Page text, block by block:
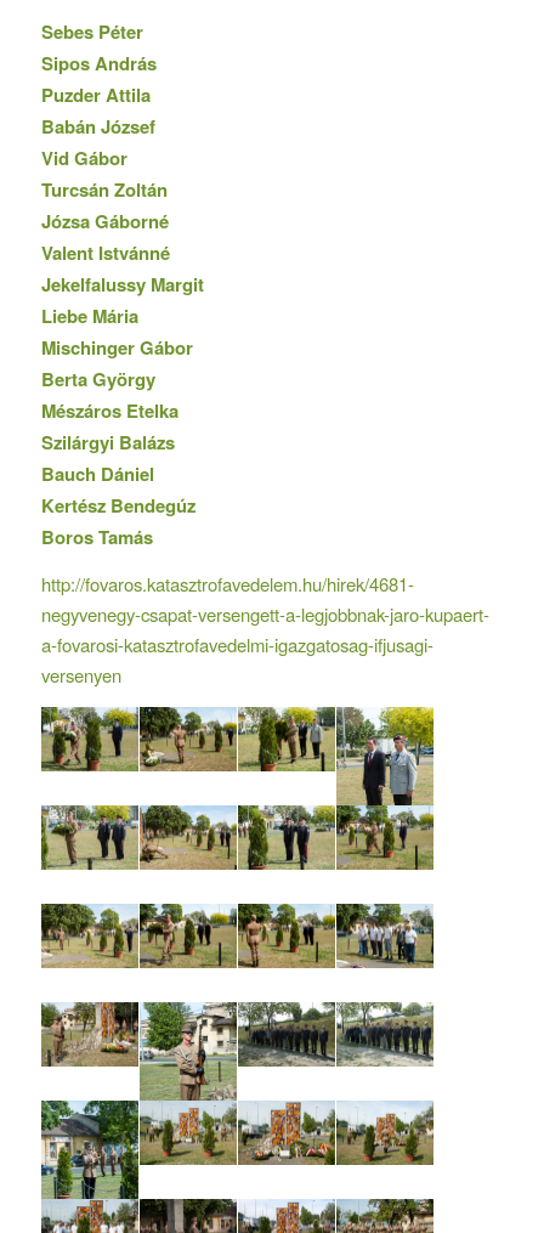
Sebes Péter
Sipos András
Puzder Attila
Babán József
Vid Gábor
Turcsán Zoltán
Józsa Gáborné
Valent Istvánné
Jekelfalussy Margit
Liebe Mária
Mischinger Gábor
Berta György
Mészáros Etelka
Szilárgyi Balázs
Bauch Dániel
Kertész Bendegúz
Boros Tamás
http://fovaros.katasztrofavedelem.hu/hirek/4681-
negyvenegy-csapat-versengett-a-legjobbnak-jaro-kupaert-
a-fovarosi-katasztrofavedelmi-igazgatosag-ifjusagi-
versenyen